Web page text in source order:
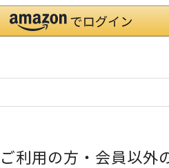
利用の方・会員以外